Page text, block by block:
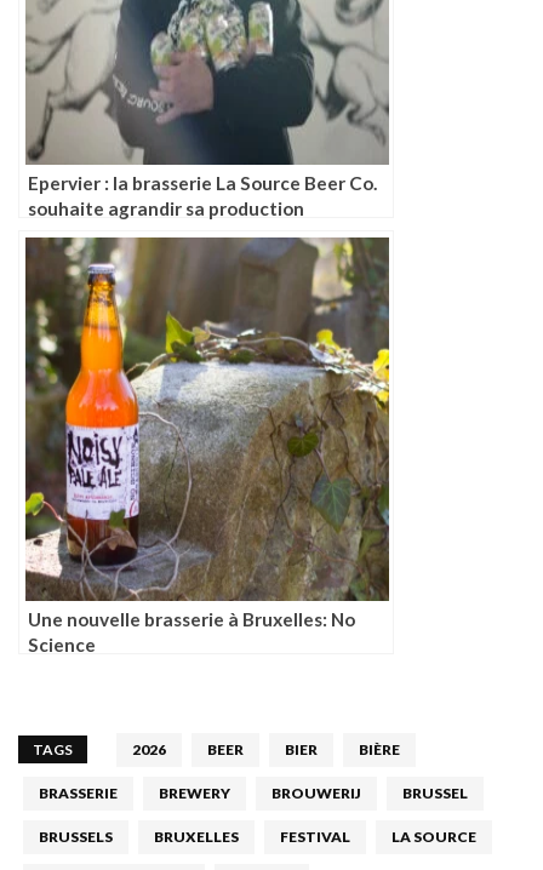
Epervier : la brasserie La Source Beer Co.
souhaite agrandir sa production
Une nouvelle brasserie à Bruxelles: No
Science
TAGS 2026 BEER BIER BIÈRE
BRASSERIE BREWERY BROUWERIJ BRUSSEL
BRUSSELS BRUXELLES FESTIVAL LA SOURCE